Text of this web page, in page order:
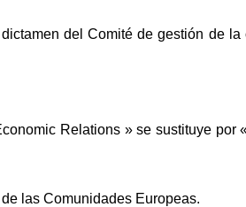
del Comité de gestión de la
Relations » se sustituye por
las Comunidades Europeas.